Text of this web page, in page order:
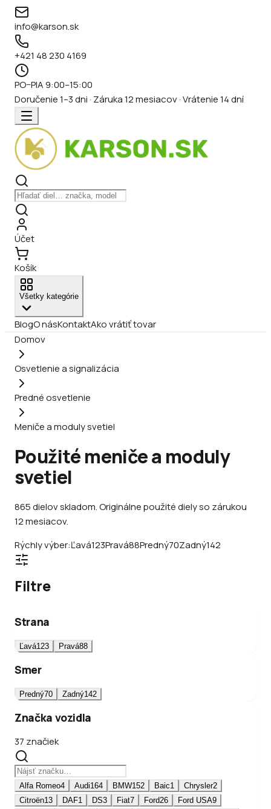
info@karson.sk
+421 48 230 4169
PO–PIA 9:00–15:00
Doručenie 1–3 dni · Záruka 12 mesiacov · Vrátenie 14 dní
Účet
Košík
Všetky kategórie
BlogO násKontaktAko vrátiť tovar
Domov
Osvetlenie a signalizácia
Predné osvetlenie
Meniče a moduly svetiel
Použité meniče a moduly
svetiel
865dielovskladom.Originálne použité diely so zárukou
12 mesiacov.
Rýchly výber:Ľavá123Pravá88Predný70Zadný142
Filtre
Strana
Ľavá123 Pravá88
Smer
Predný70 Zadný142
Značka vozidla
37 značiek
Alfa Romeo4 Audi164 BMW152 Baic1 Chrysler2
Citroën13 DAF1 DS3 Fiat7 Ford26 Ford USA9